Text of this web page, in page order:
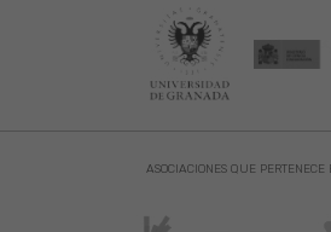
ASOCIACIONES QUE PERTENECE